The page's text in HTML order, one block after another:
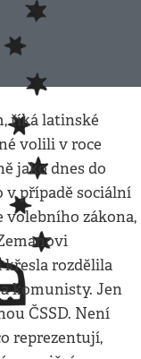
říká latinské
volili v roce
jako dnes do
v případě sociální
volebního zákona,
křesla rozdělila
komunisty. Jen
ČSSD. Není
reprezentují,